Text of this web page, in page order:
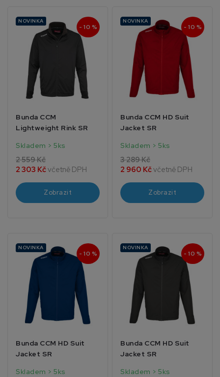
NOVINKA
- 10 %
Bunda CCM
Lightweight Rink SR
Skladem > 5ks
2 559 Kč
2 303 Kčvčetně DPH
Zobrazit
NOVINKA
- 10 %
Bunda CCM HD Suit
Jacket SR
Skladem > 5ks
3 289 Kč
2 960 Kčvčetně DPH
Zobrazit
NOVINKA
- 10 %
Bunda CCM HD Suit
Jacket SR
Skladem > 5ks
NOVINKA
- 10 %
Bunda CCM HD Suit
Jacket SR
Skladem > 5ks